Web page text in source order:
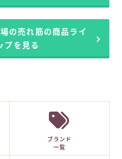
の売れ筋の商品ライ
プを見る
ブランド
一覧